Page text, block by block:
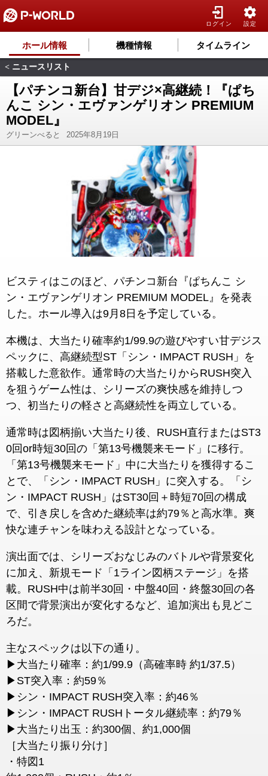
ログイン 設定
ホール情報 機種情報 タイムライン
< ニュースリスト
【パチンコ新台】甘デジ×高継続！『ぱち
んこ シン・エヴァンゲリオン PREMIUM
MODEL』
グリーンべると 2025年8月19日
ビスティはこのほど、パチンコ新台『ぱちんこ シ
ン・エヴァンゲリオン PREMIUM MODEL』を発表
した。ホール導入は9月8日を予定している。
本機は、大当たり確率約1/99.9の遊びやすい甘デジス
ペックに、高継続型ST「シン・IMPACT RUSH」を
搭載した意欲作。通常時の大当たりからRUSH突入
を狙うゲーム性は、シリーズの爽快感を維持しつ
つ、初当たりの軽さと高継続性を両立している。
通常時は図柄揃い大当たり後、RUSH直行またはST3
0回or時短30回の「第13号機襲来モード」に移行。
「第13号機襲来モード」中に大当たりを獲得するこ
とで、「シン・IMPACT RUSH」に突入する。「シ
ン・IMPACT RUSH」はST30回＋時短70回の構成
で、引き戻しを含めた継続率は約79％と高水準。爽
快な連チャンを味わえる設計となっている。
演出面では、シリーズおなじみのバトルや背景変化
に加え、新規モード「1ライン図柄ステージ」を搭
載。RUSH中は前半30回・中盤40回・終盤30回の各
区間で背景演出が変化するなど、追加演出も見どこ
ろだ。
主なスペックは以下の通り。
▶大当たり確率：約1/99.9（高確率時 約1/37.5）
▶ ST突入率 ：約59％
▶シン・IMPACT RUSH突入率：約46％
▶シン・IMPACT RUSHトータル継続率：約79％
▶大当たり出玉：約300個、約1,000個
［大当たり振り分け］
・特図1